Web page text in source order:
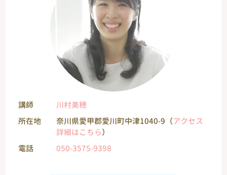
講師
川村美穂
所在地
奈川県愛甲郡愛川町中津1040-9（アクセス
詳細はこちら）
電話
050-3575-9398